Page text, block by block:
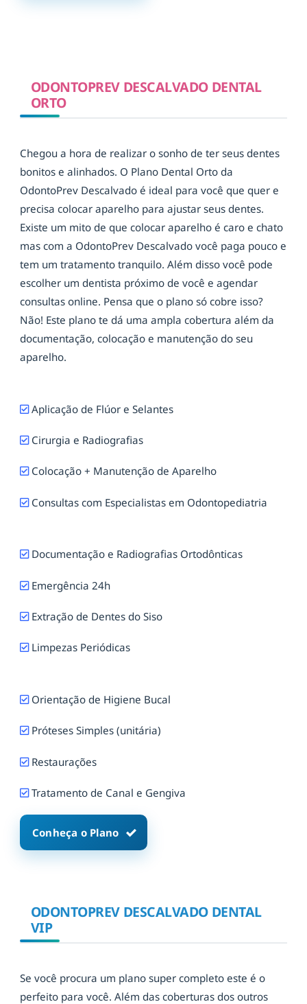
ODONTOPREV DESCALVADO DENTAL
ORTO
Chegou a hora de realizar o sonho de ter seus dentes
bonitos e alinhados. O Plano Dental Orto da
OdontoPrev Descalvado é ideal para você que quer e
precisa colocar aparelho para ajustar seus dentes.
Existe um mito de que colocar aparelho é caro e chato
mas com a OdontoPrev Descalvado você paga pouco e
tem um tratamento tranquilo. Além disso você pode
escolher um dentista próximo de você e agendar
consultas online. Pensa que o plano só cobre isso?
Não! Este plano te dá uma ampla cobertura além da
documentação, colocação e manutenção do seu
aparelho.
Aplicação de Flúor e Selantes
Cirurgia e Radiografias
Colocação + Manutenção de Aparelho
Consultas com Especialistas em Odontopediatria
Documentação e Radiografias Ortodônticas
Emergência 24h
Extração de Dentes do Siso
Limpezas Periódicas
Orientação de Higiene Bucal
Próteses Simples (unitária)
Restaurações
Tratamento de Canal e Gengiva
Conheça o Plano
ODONTOPREV DESCALVADO DENTAL
VIP
Se você procura um plano super completo este é o
perfeito para você. Além das coberturas dos outros